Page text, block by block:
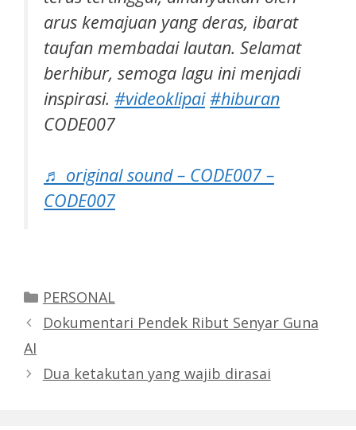
arus kemajuan yang deras, ibarat
taufan membadai lautan. Selamat
berhibur, semoga lagu ini menjadi
inspirasi. #videoklipai #hiburan
CODE007
♬ original sound – CODE007 –
CODE007
Categories
PERSONAL
Dokumentari Pendek Ribut Senyar Guna
AI
Dua ketakutan yang wajib dirasai